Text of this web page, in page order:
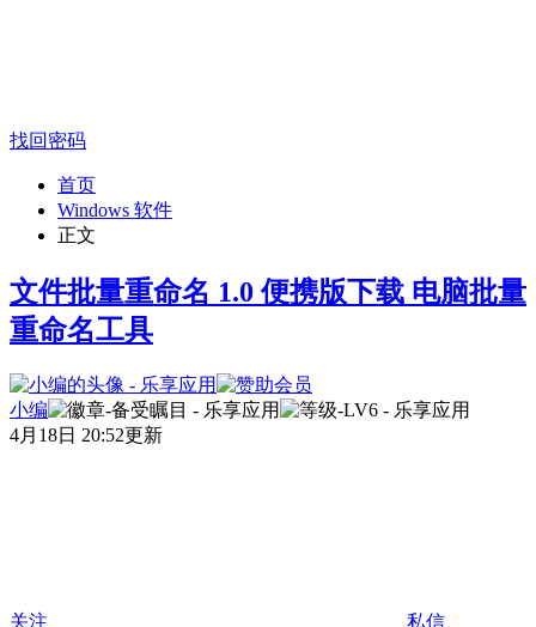
找回密码
首页
Windows 软件
正文
文件批量重命名 1.0 便携版下载 电脑批量
重命名工具
小编
4月18日 20:52更新
关注 私信